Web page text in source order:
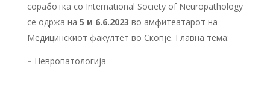
соработка со International Society of Neuropathology
се одржа на 5 и 6.6.2023 во амфитеатарот на
Медицинскиот факултет во Скопје. Главна тема:
– Невропатологија